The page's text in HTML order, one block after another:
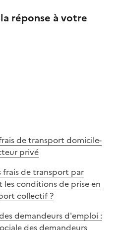
réponse à votre
de transport domicile-
privé
frais de transport par
conditions de prise en
collectif ?
demandeurs d'emploi :
des demandeurs